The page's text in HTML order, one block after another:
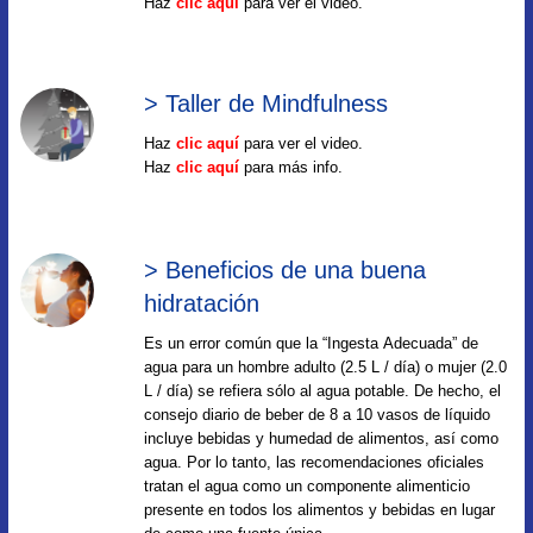
> Taller de Mindfulness
Haz clic aquípara ver el video.
Haz clic aquípara más info.
> Beneficios de una buena
hidratación
Es un error común que la “Ingesta Adecuada” de
agua para un hombre adulto (2.5 L / día) o mujer (2.0
L / día) se refiera sólo al agua potable. De hecho, el
consejo diario de beber de 8 a 10 vasos de líquido
incluye bebidas y humedad de alimentos, así como
agua. Por lo tanto, las recomendaciones oficiales
tratan el agua como un componente alimenticio
presente en todos los alimentos y bebidas en lugar